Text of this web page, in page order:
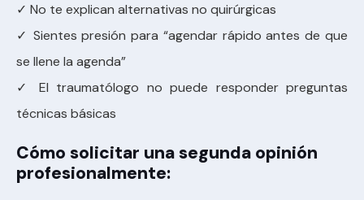
✓ No te explican alternativas no quirúrgicas
✓ Sientes presión para “agendar rápido antes de que
se llene la agenda”
✓ El traumatólogo no puede responder preguntas
técnicas básicas
Cómo solicitar una segunda opinión
profesionalmente: